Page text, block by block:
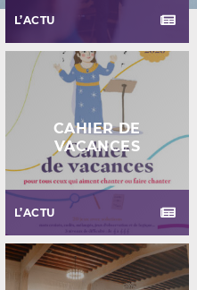
L’ACTU
L’ACTU
CAHIER DE
VACANCES